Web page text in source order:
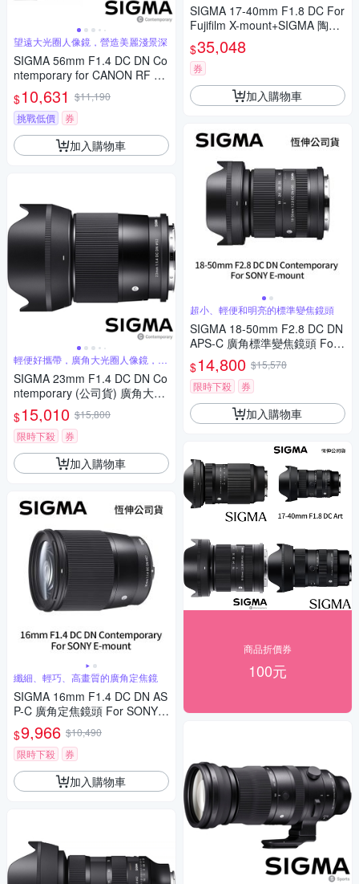
望遠大光圈人像鏡，營造美麗淺景深
SIGMA 56mm F1.4 DC DN Co
ntemporary for CANON RF 接
環 (公司貨) 望遠大光圈定焦鏡
人像鏡 APS-C 無反微單眼專用
鏡頭
$10,631 $11,190
挑戰低價
券
加入購物車
輕便好攜帶，廣角大光圈人像鏡，美
麗淺景深
SIGMA 23mm F1.4 DC DN Co
ntemporary (公司貨) 廣角大光
圈定焦鏡 人像鏡 APS-C 無反微
單眼專用鏡頭
$15,010 $15,800
限時下殺
券
加入購物車
纖細、輕巧、高畫質的廣角定焦鏡
SIGMA 16mm F1.4 DC DN AS
P-C 廣角定焦鏡頭 For SONY E
-mount (公司貨)
$9,966 $10,490
限時下殺
券
加入購物車
SIGMA 17-40mm F1.8 DC For
Fujifilm X-mount+SIGMA 陶瓷
67mm保護鏡+相機魔毯+BW-1
30吹球+3030麂皮清潔布 (公司
貨)
$35,048
券
加入購物車
超小、輕便和明亮的標準變焦鏡頭
SIGMA 18-50mm F2.8 DC DN
APS-C 廣角標準變焦鏡頭 For
SONY E-mount (公司貨)
$14,800 $15,578
限時下殺
券
加入購物車
商品折價券
100元